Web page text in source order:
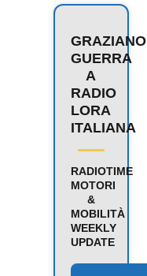
GRAZIANO
GUERRA
A
RADIO
LORA
ITALIANA
RADIOTIME
MOTORI
&
MOBILITÀ
WEEKLY
UPDATE